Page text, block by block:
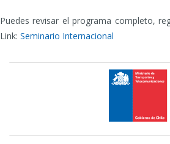
Puedes revisar el programa completo,
Link: Seminario Internacional